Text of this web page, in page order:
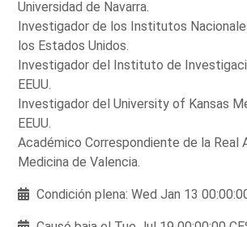
Universidad de Navarra.
Investigador de los Institutos
los Estados Unidos.
Investigador del Instituto de
EEUU.
Investigador del University of Kansas
EEUU.
Académico Correspondiente de la Real
Medicina de Valencia.
Condición plena: Wed Jan 13